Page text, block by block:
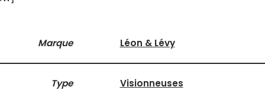
Marque Léon & Lévy
Type Visionneuses